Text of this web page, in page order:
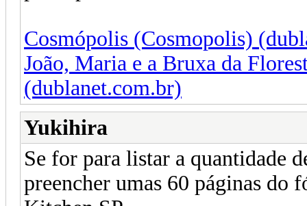
Cosmópolis (Cosmopolis)
João, Maria e a Bruxa da
(dublanet.com.br)
Yukihira
Se for para listar a quantidade
preencher umas 60 páginas do